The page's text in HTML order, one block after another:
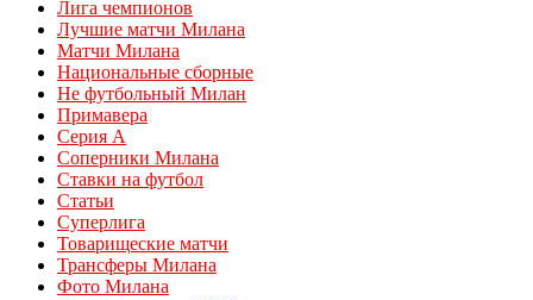
Лига чемпионов
Лучшие матчи Милана
Матчи Милана
Национальные сборные
Не футбольный Милан
Примавера
Серия А
Соперники Милана
Ставки на футбол
Статьи
Суперлига
Товарищеские матчи
Трансферы Милана
Фото Милана